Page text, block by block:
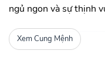
ngủ ngon và sự thịnh
Xem Cung Mệnh